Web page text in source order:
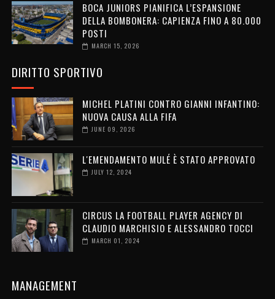
BOCA JUNIORS PIANIFICA L’ESPANSIONE
DELLA BOMBONERA: CAPIENZA FINO A 80.000
POSTI
MARCH 15, 2026
DIRITTO SPORTIVO
MICHEL PLATINI CONTRO GIANNI INFANTINO:
NUOVA CAUSA ALLA FIFA
JUNE 09, 2026
L'EMENDAMENTO MULÉ È STATO APPROVATO
JULY 12, 2024
CIRCUS LA FOOTBALL PLAYER AGENCY DI
CLAUDIO MARCHISIO E ALESSANDRO TOCCI
MARCH 01, 2024
MANAGEMENT